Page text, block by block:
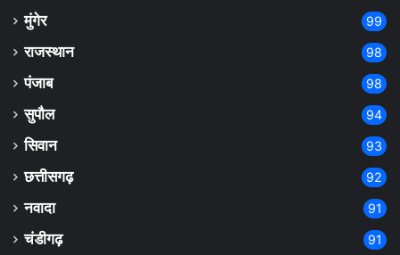
मुंगेर 99
राजस्थान 98
पंजाब 98
सुपौल 94
सिवान 93
छत्तीसगढ़ 92
नवादा 91
चंडीगढ़ 91